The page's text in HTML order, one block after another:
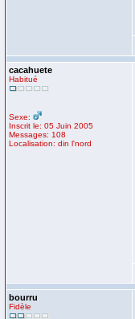
cacahuete
Habitué
Sexe:
Inscrit le: 05 Juin 2005
Messages: 108
Localisation: din l'nord
bourru
Fidèle